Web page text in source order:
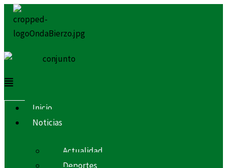
Ir
contenido
Menú
Inicio
Noticias
Actualidad
Deportes
Menú